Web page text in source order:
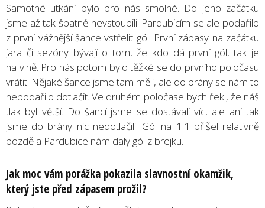
Samotné utkání bylo pro nás smolné. Do jeho začátku
jsme až tak špatně nevstoupili. Pardubicím se ale podařilo
z první vážnější šance vstřelit gól. První zápasy na začátku
jara či sezóny bývají o tom, že kdo dá první gól, tak je
na vlně. Pro nás potom bylo těžké se do prvního poločasu
vrátit. Nějaké šance jsme tam měli, ale do brány se nám to
nepodařilo dotlačit. Ve druhém poločase bych řekl, že náš
tlak byl větší. Do šancí jsme se dostávali víc, ale ani tak
jsme do brány nic nedotlačili. Gól na 1:1 přišel relativně
pozdě a Pardubice nám daly gól z brejku.
Jak moc vám porážka pokazila slavnostní okamžik,
který jste před zápasem prožil?